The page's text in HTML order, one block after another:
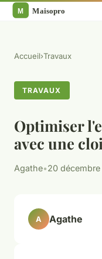
Accueil›Travaux
TRAVAUX
Optimiser
avec une
Agathe•20
A Agathe